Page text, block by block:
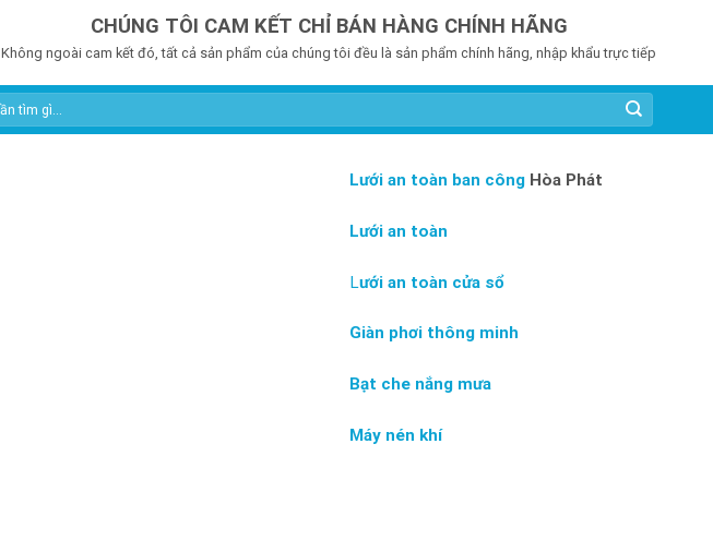
CHÚNG TÔI CAM KẾT CHỈ BÁN HÀNG CHÍNH HÃNG
Không ngoài cam kết đó, tất cả sản phẩm của chúng tôi đều là sản phẩm chính hãng, nhập khẩu trực tiếp
Lưới an toàn ban công Hòa Phát
Lưới an toàn
Lưới an toàn cửa sổ
Giàn phơi thông minh
Bạt che nắng mưa
Máy nén khí